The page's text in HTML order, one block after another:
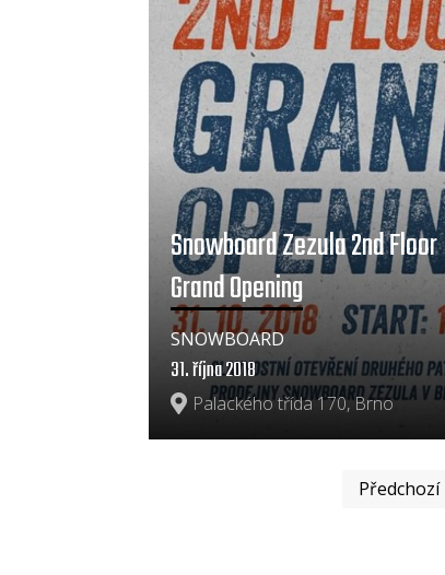
Snowboard Zezula 2nd Floor
Grand Opening
Palackého třída 170, Brno
31. října 2018
SNOWBOARD
Předchozí